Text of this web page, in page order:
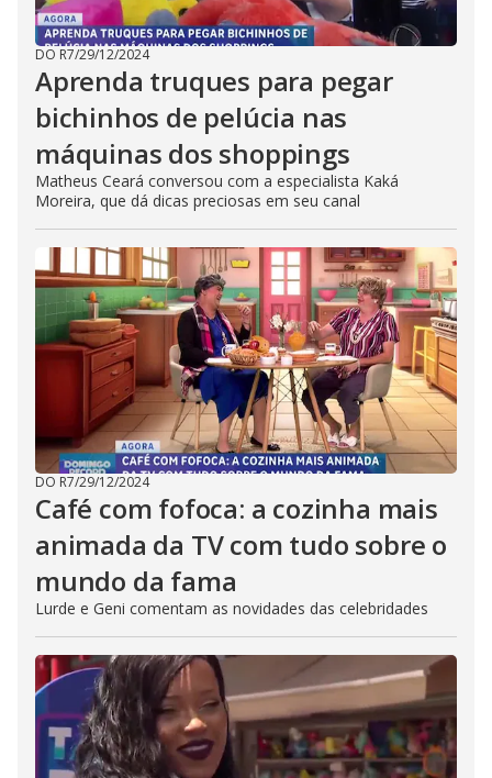
DO R7/29/12/2024
Aprenda truques para pegar
bichinhos de pelúcia nas
máquinas dos shoppings
Matheus Ceará conversou com a especialista Kaká
Moreira, que dá dicas preciosas em seu canal
DO R7/29/12/2024
Café com fofoca: a cozinha mais
animada da TV com tudo sobre o
mundo da fama
Lurde e Geni comentam as novidades das celebridades